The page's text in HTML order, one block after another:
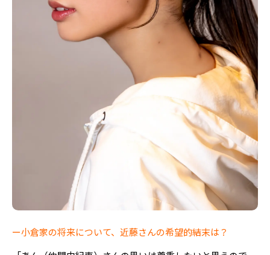
ー小倉家の将来について、近藤さんの希望的結末は？